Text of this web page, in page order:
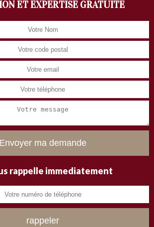
ET EXPERTISE GRATUITE
rappelle immediatement